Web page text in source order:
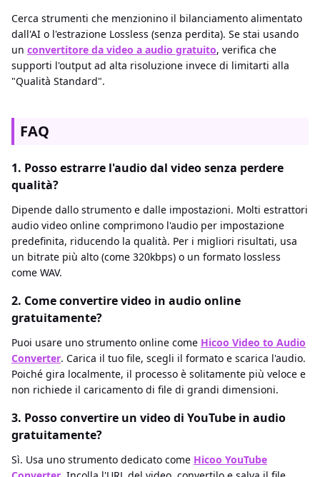
Cerca strumenti che menzionino il bilanciamento alimentato
dall'AI o l'estrazione Lossless (senza perdita). Se stai usando
un convertitore da video a audio gratuito, verifica che
supporti l'output ad alta risoluzione invece di limitarti alla
"Qualità Standard".
FAQ
1. Posso estrarre l'audio dal video senza perdere
qualità?
Dipende dallo strumento e dalle impostazioni. Molti estrattori
audio video online comprimono l'audio per impostazione
predefinita, riducendo la qualità. Per i migliori risultati, usa
un bitrate più alto (come 320kbps) o un formato lossless
come WAV.
2. Come convertire video in audio online
gratuitamente?
Puoi usare uno strumento online come Hicoo Video to Audio
Converter. Carica il tuo file, scegli il formato e scarica l'audio.
Poiché gira localmente, il processo è solitamente più veloce e
non richiede il caricamento di file di grandi dimensioni.
3. Posso convertire un video di YouTube in audio
gratuitamente?
Sì. Usa uno strumento dedicato come Hicoo YouTube